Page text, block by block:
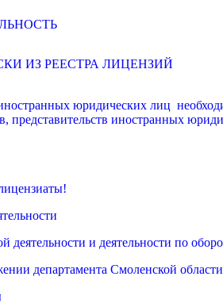
ИЗ РЕЕСТРА ЛИЦЕНЗИЙ
юридических лиц
представительств иностранных
деятельности и деятельности по
департамента Смоленской